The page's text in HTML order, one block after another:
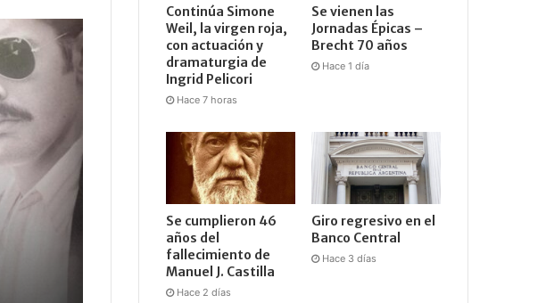
Continúa Simone
Weil, la virgen roja,
con actuación y
dramaturgia de
Ingrid Pelicori
Hace 7 horas
Se vienen las
Jornadas Épicas –
Brecht 70 años
Hace 1 día
Se cumplieron 46
años del
fallecimiento de
Manuel J. Castilla
Hace 2 días
Giro regresivo en el
Banco Central
Hace 3 días